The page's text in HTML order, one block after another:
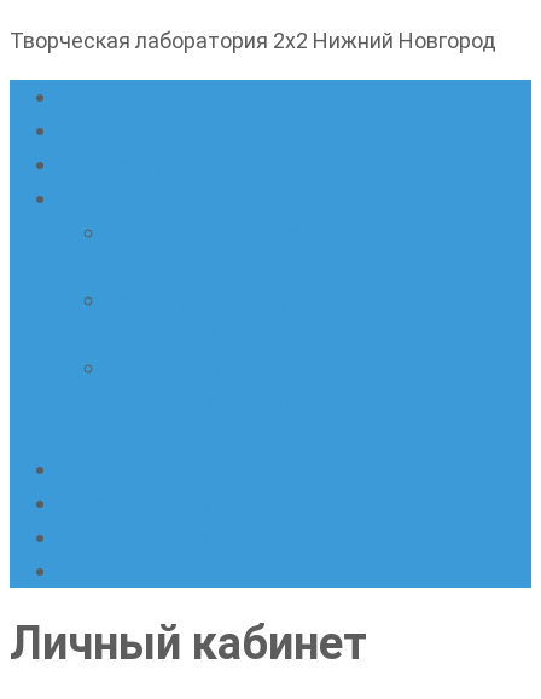
Творческая лаборатория 2х2 Нижний Новгород
Личный кабинет